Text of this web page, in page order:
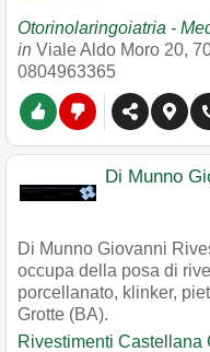
Otorinolaringoiatria -
in Viale Aldo Moro 20,
0804963365
Di Munno
Di Munno Giovanni
occupa della posa di
porcellanato, klinker,
Grotte (BA).
Rivestimenti Castellana